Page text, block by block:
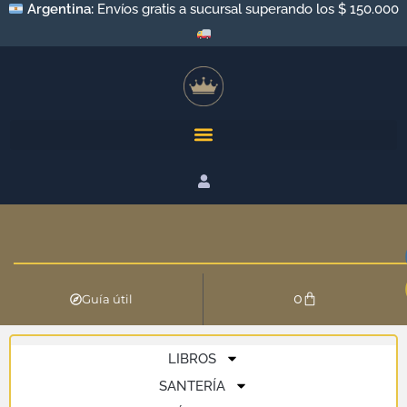
Argentina: Envíos gratis a sucursal superando los $ 150.000
Guía útil 0
LIBROS
SANTERÍA